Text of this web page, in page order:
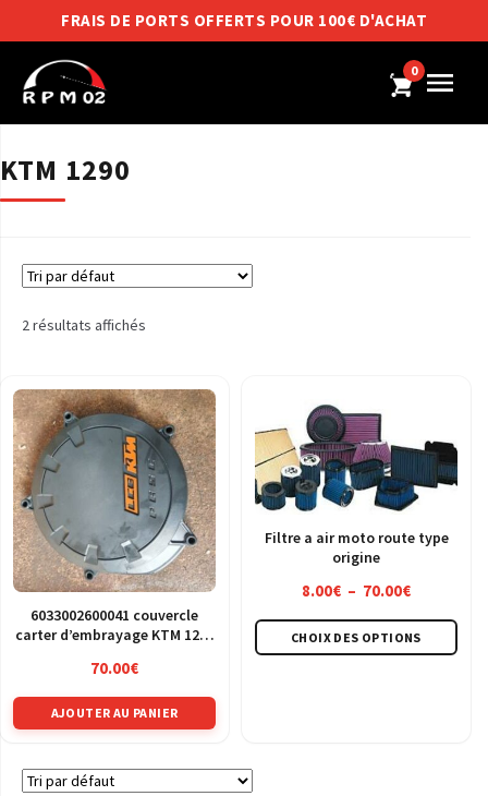
FRAIS DE PORTS OFFERTS POUR 100€ D'ACHAT
0
KTM 1290
2 résultats affichés
6033002600041 couvercle
carter d’embrayage KTM 1290
70.00€
AJOUTER AU PANIER
Filtre a air moto route type
origine
8.00€ – 70.00€Plage
de
prix :
CHOIX DES OPTIONS
Ce